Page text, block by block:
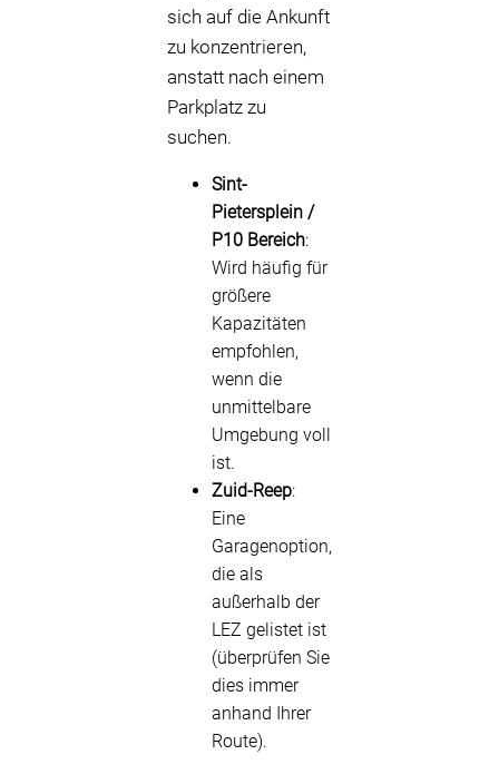
sich auf die Ankunft
zu konzentrieren,
anstatt nach einem
Parkplatz zu
suchen.
Sint-
Pietersplein /
P10 Bereich:
Wird häufig für
größere
Kapazitäten
empfohlen,
wenn die
unmittelbare
Umgebung voll
ist.
Zuid-Reep:
Eine
Garagenoption,
die als
außerhalb der
LEZ gelistet ist
(überprüfen Sie
dies immer
anhand Ihrer
Route).